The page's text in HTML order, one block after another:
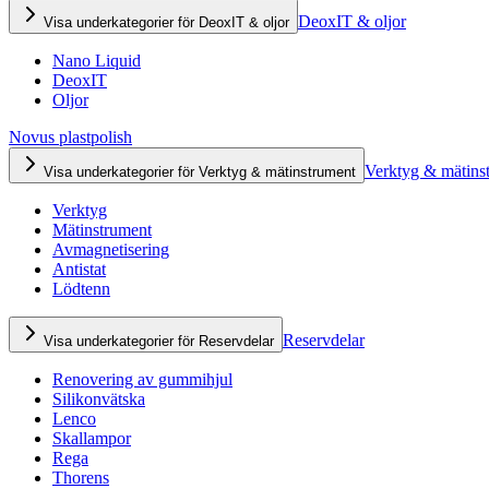
Visa underkategorier för DeoxIT & oljor DeoxIT & oljor
Nano Liquid
DeoxIT
Oljor
Novus plastpolish
Visa underkategorier för Verktyg & mätinstrument Verktyg &
Verktyg
Mätinstrument
Avmagnetisering
Antistat
Lödtenn
Visa underkategorier för Reservdelar Reservdelar
Renovering av gummihjul
Silikonvätska
Lenco
Skallampor
Rega
Thorens